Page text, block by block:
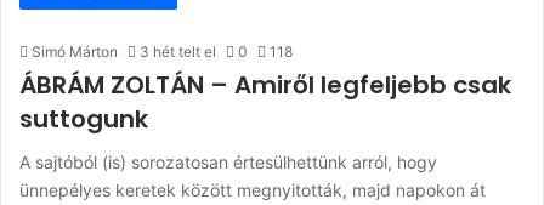
Simó Márton 3 hét telt el 0 118
ÁBRÁM ZOLTÁN – Amiről legfeljebb csak
suttogunk
A sajtóból (is) sorozatosan értesülhettünk arról, hogy
ünnepélyes keretek között megnyitották, majd napokon át